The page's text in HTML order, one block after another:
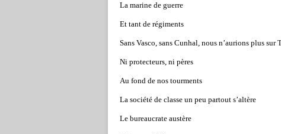
La marine de guerre
Et tant de régiments
Sans Vasco, sans Cunhal, nous n’aurions plus sur
Ni protecteurs, ni pères
Au fond de nos tourments
La société de classe un peu partout s’altère
Le bureaucrate austère